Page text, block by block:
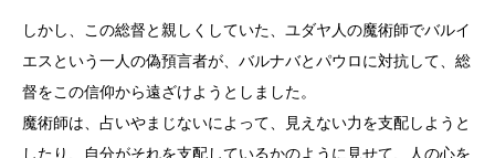
しかし、この総督と親しくしていた、ユダヤ人の魔術師でバルイ
エスという一人の偽預言者が、バルナバとパウロに対抗して、総
督をこの信仰から遠ざけようとしました。
魔術師は、占いやまじないによって、見えない力を支配しようと
したり、自分がそれを支配しているかのように見せて、人の心を